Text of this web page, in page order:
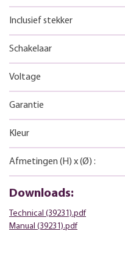
Inclusief stekker
Schakelaar
Voltage
Garantie
Kleur
Afmetingen (H) x(Ø) :
Downloads:
Technical (39231).pdf
Manual (39231).pdf